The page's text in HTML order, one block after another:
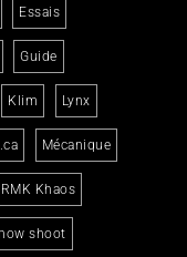
Essais
Guide
Klim Lynx
Mécanique
RMK Khaos
shoot